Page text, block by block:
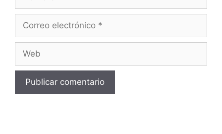
electrónico